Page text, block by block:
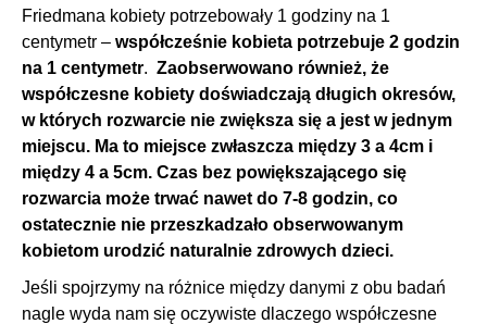
Friedmana kobiety potrzebowały 1 godziny na 1
centymetr – współcześnie kobieta potrzebuje 2 godzin
na 1 centymetr. Zaobserwowano również, że
współczesne kobiety doświadczają długich okresów,
w których rozwarcie nie zwiększa się a jest w jednym
miejscu. Ma to miejsce zwłaszcza między 3 a 4cm i
między 4 a 5cm. Czas bez powiększającego się
rozwarcia może trwać nawet do 7-8 godzin, co
ostatecznie nie przeszkadzało obserwowanym
kobietom urodzić naturalnie zdrowych dzieci.
Jeśli spojrzymy na różnice między danymi z obu badań
nagle wyda nam się oczywiste dlaczego współczesne